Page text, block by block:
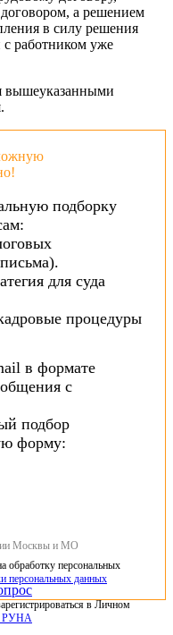
а решением
в силу решения
с работником уже
вышеуказанными
подборку
для суда
процедуры
в формате
с
подбор
форму:
Москвы и МО
обработку персональных
персональных данных
в Личном
РУНА